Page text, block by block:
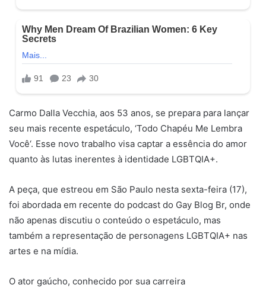
Carmo Dalla Vecchia, aos 53 anos, se prepara para lançar
seu mais recente espetáculo, ‘Todo Chapéu Me Lembra
Você‘. Esse novo trabalho visa captar a essência do amor
quanto às lutas inerentes à identidade LGBTQIA+.
A peça, que estreou em São Paulo nesta sexta-feira (17),
foi abordada em recente do podcast do Gay Blog Br, onde
não apenas discutiu o conteúdo o espetáculo, mas
também a representação de personagens LGBTQIA+ nas
artes e na mídia.
O ator gaúcho, conhecido por sua carreira